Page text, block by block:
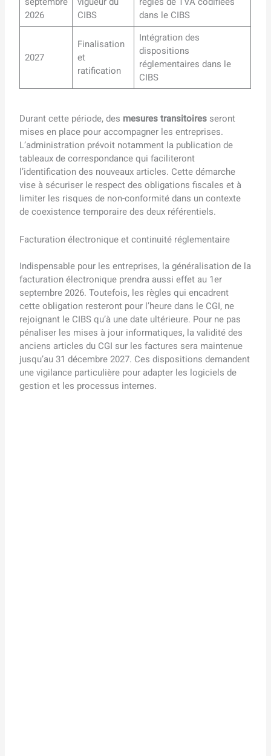
2026
CIBS
dans le CIBS
2027
Finalisation
et
ratification
Intégration des
dispositions
réglementaires dans le
CIBS
Durant cette période, des mesures transitoires seront
mises en place pour accompagner les entreprises.
L’administration prévoit notamment la publication de
tableaux de correspondance qui faciliteront
l’identification des nouveaux articles. Cette démarche
vise à sécuriser le respect des obligations fiscales et à
limiter les risques de non-conformité dans un contexte
de coexistence temporaire des deux référentiels.
Facturation électronique et continuité réglementaire
Indispensable pour les entreprises, la généralisation de la
facturation électronique prendra aussi effet au 1er
septembre 2026. Toutefois, les règles qui encadrent
cette obligation resteront pour l’heure dans le CGI, ne
rejoignant le CIBS qu’à une date ultérieure. Pour ne pas
pénaliser les mises à jour informatiques, la validité des
anciens articles du CGI sur les factures sera maintenue
jusqu’au 31 décembre 2027. Ces dispositions demandent
une vigilance particulière pour adapter les logiciels de
gestion et les processus internes.